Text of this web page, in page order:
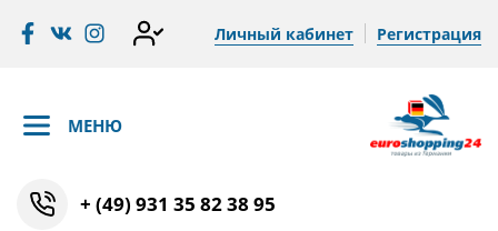
Личный кабинет Регистрация
МЕНЮ
+ (49) 931 35 82 38 95